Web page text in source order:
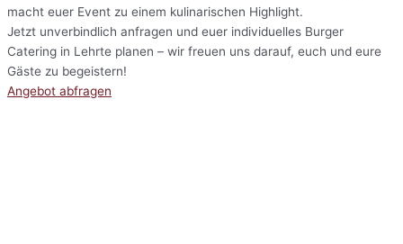
macht euer Event zu einem kulinarischen Highlight.
Jetzt unverbindlich anfragen und euer individuelles Burger
Catering in Lehrte planen – wir freuen uns darauf, euch und eure
Gäste zu begeistern!
Angebot abfragen